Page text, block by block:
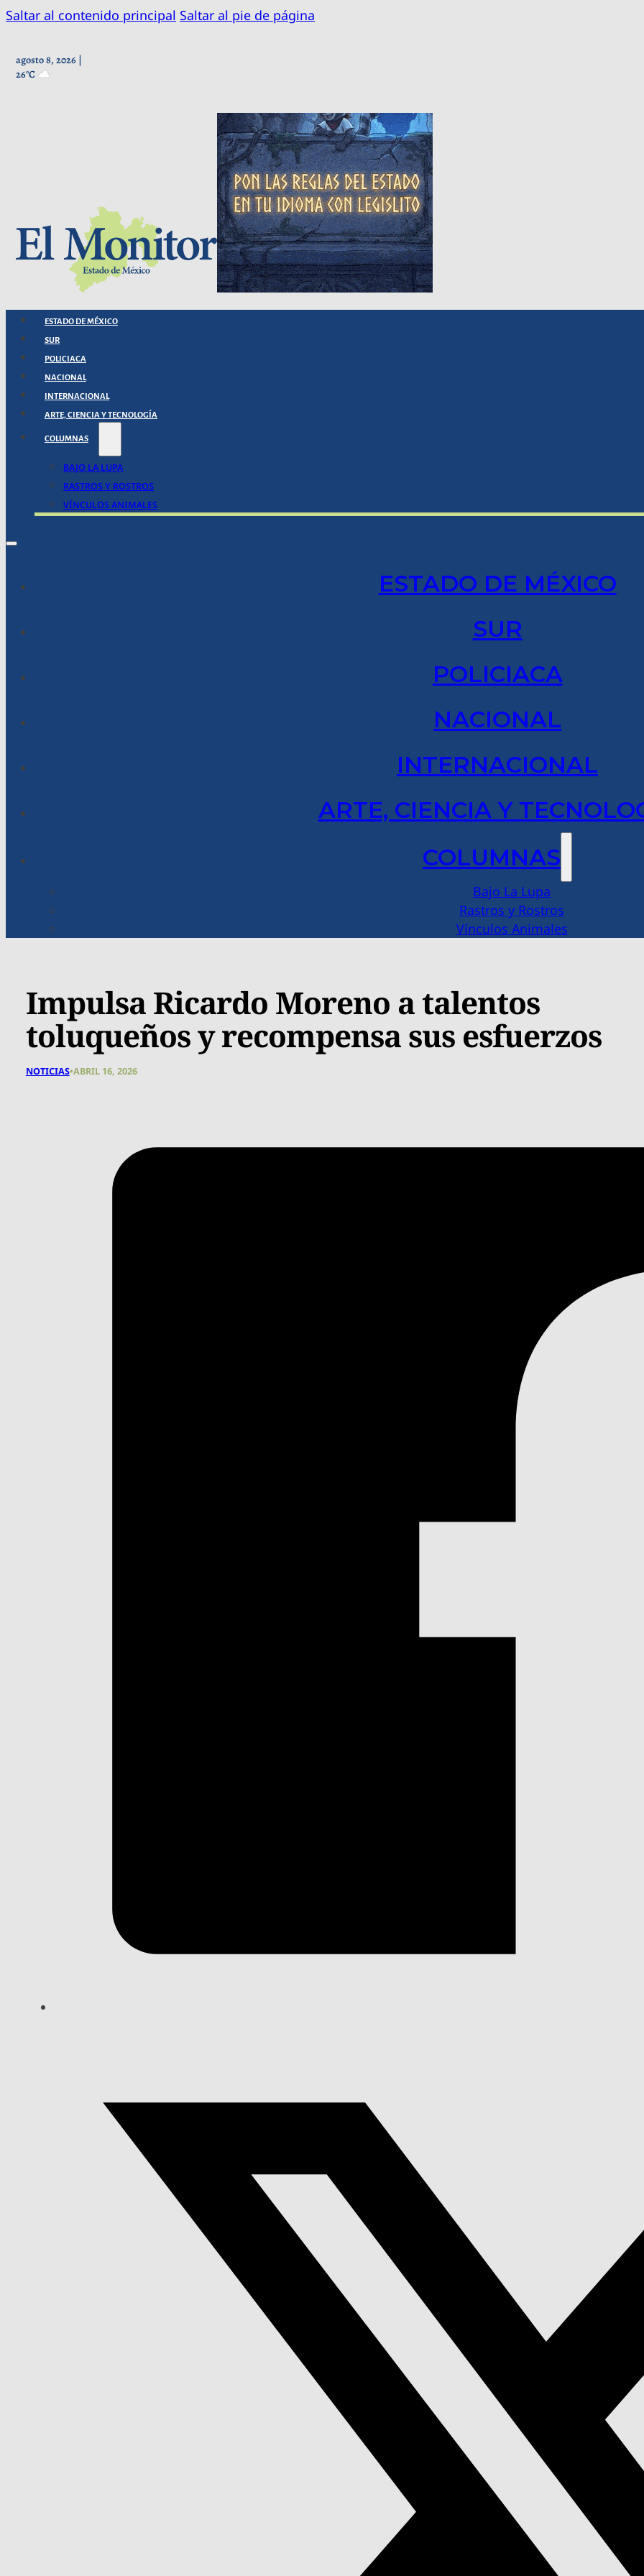
Saltar al contenido principal Saltar al pie de página
agosto 8, 2026 |
26°C
ESTADO DE MÉXICO
SUR
POLICIACA
NACIONAL
INTERNACIONAL
ARTE, CIENCIA Y TECNOLOGÍA
COLUMNAS
BAJO LA LUPA
RASTROS Y ROSTROS
VÍNCULOS ANIMALES
ESTADO DE MÉXICO
SUR
POLICIACA
NACIONAL
INTERNACIONAL
ARTE, CIENCIA Y
COLUMNAS
Bajo La Lupa
Rastros y Rostros
Vínculos Animales
Impulsa Ricardo Moreno a talentos
toluqueños y recompensa sus esfuerzos
NOTICIAS•ABRIL 16, 2026